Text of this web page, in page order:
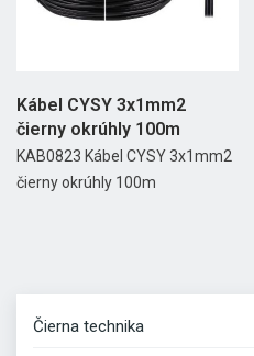
Čierna technika
Kábel CYSY 3x1mm2
čierny okrúhly 100m
KAB0823 Kábel CYSY 3x1mm2
čierny okrúhly 100m